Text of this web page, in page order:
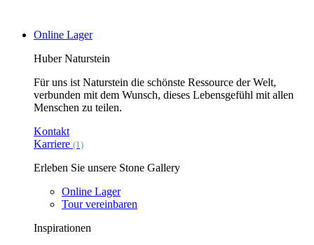
Online Lager
Huber Naturstein
Für uns ist Naturstein die schönste Ressource der Welt,
verbunden mit dem Wunsch, dieses Lebensgefühl mit allen
Menschen zu teilen.
Kontakt
Karriere (1)
Erleben Sie unsere Stone Gallery
Online Lager
Tour vereinbaren
Inspirationen